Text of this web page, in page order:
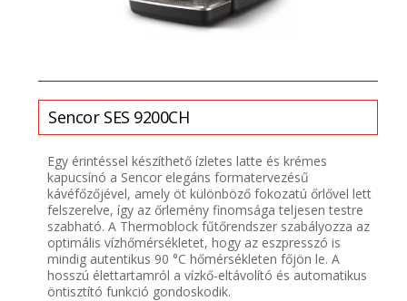
Sencor SES 9200CH
Egy érintéssel készíthető ízletes latte és krémes
kapucsínó a Sencor elegáns formatervezésű
kávéfőzőjével, amely öt különböző fokozatú őrlővel lett
felszerelve, így az őrlemény finomsága teljesen testre
szabható. A Thermoblock fűtőrendszer szabályozza az
optimális vízhőmérsékletet, hogy az eszpresszó is
mindig autentikus 90 °C hőmérsékleten főjön le. A
hosszú élettartamról a vízkő-eltávolító és automatikus
öntisztító funkció gondoskodik.